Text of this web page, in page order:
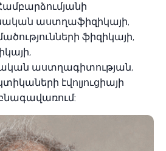
աստղաֆիզիկայի,
ֆիզիկայի,
աստղագիտության,
էվոլյուցիայի